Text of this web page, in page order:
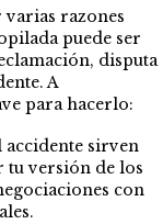
razones
puede ser
disputa
A
para hacerlo:
accidente sirven
tu versión de los
con